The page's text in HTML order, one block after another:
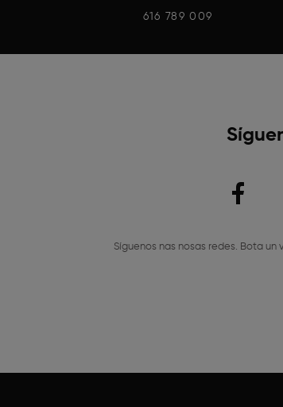
616 789 009
Síguenos nas nosas redes. Bota